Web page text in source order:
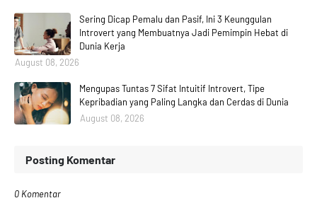
Sering Dicap Pemalu dan Pasif, Ini 3 Keunggulan
Introvert yang Membuatnya Jadi Pemimpin Hebat di
Dunia Kerja
August 08, 2026
Mengupas Tuntas 7 Sifat Intuitif Introvert, Tipe
Kepribadian yang Paling Langka dan Cerdas di Dunia
August 08, 2026
Posting Komentar
0 Komentar